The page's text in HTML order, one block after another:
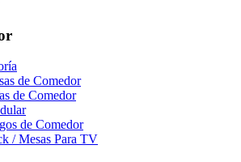
de Comedor
de Comedor
de Comedor
/ Mesas Para TV